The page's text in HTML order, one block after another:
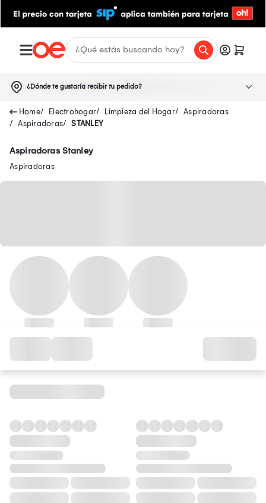
¿Dónde te gustaría recibir tu pedido?
Electrohogar Limpieza del Hogar
Aspiradoras
Aspiradoras
STANLEY
Aspiradoras Stanley
Aspiradoras